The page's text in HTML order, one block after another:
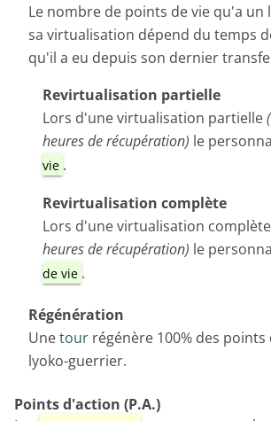
Le nombre de points de vie qu'a un
sa virtualisation dépend du temps
qu'il a eu depuis son dernier
Revirtualisation partielle
Lors d'une virtualisation partielle
heures de récupération) le
vie .
Revirtualisation complète
Lors d'une virtualisation complète
heures de récupération) le
de vie .
Régénération
Unetour régénère 100% des points
lyoko-guerrier.
Points d'action (P.A.)